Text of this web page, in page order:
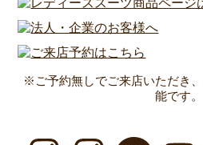
※ご予約無しでご来店いただき
能です。